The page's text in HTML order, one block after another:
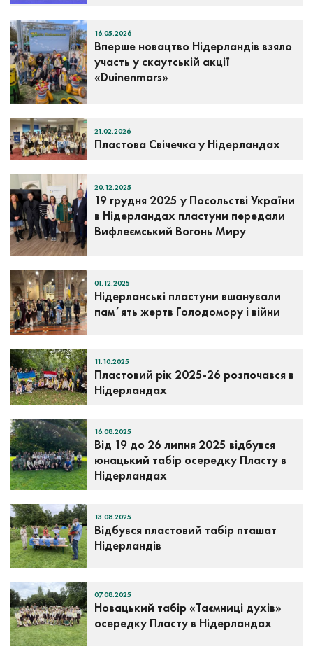
16.05.2026
Вперше новацтво Нідерландів взяло
участь у скаутській акції
«Duinenmars»
21.02.2026
Пластова Свічечка у Нідерландах
20.12.2025
19 грудня 2025 у Посольстві України
в Нідерландах пластуни передали
Вифлеємський Вогонь Миру
01.12.2025
Нідерланські пластуни вшанували
памʼять жертв Голодомору і війни
11.10.2025
Пластовий рік 2025-26 розпочався в
Нідерландах
16.08.2025
Від 19 до 26 липня 2025 відбувся
юнацький табір осередку Пласту в
Нідерландах
13.08.2025
Відбувся пластовий табір пташат
Нідерландів
07.08.2025
Новацький табір «Таємниці духів»
осередку Пласту в Нідерландах